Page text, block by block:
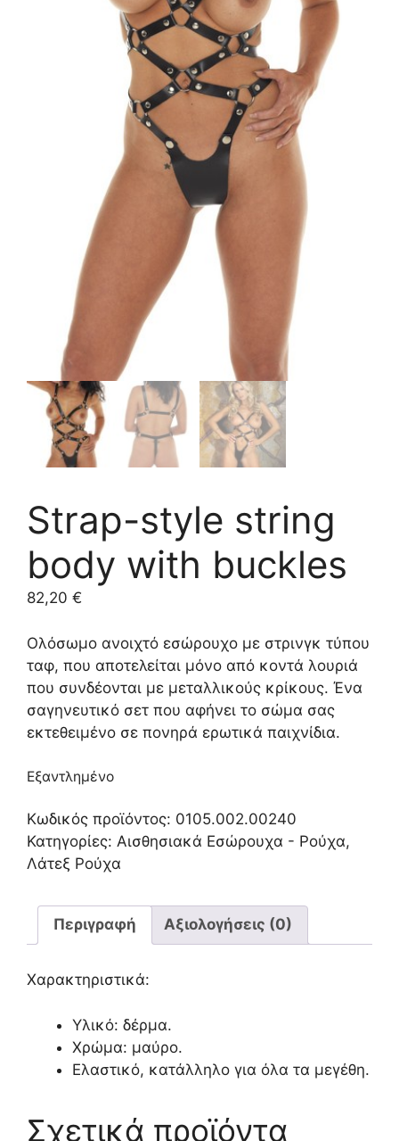
Strap-style string
body with buckles
82,20 €
Ολόσωμο ανοιχτό εσώρουχο με στρινγκ τύπου
ταφ, που αποτελείται μόνο από κοντά λουριά
που συνδέονται με μεταλλικούς κρίκους. Ένα
σαγηνευτικό σετ που αφήνει το σώμα σας
εκτεθειμένο σε πονηρά ερωτικά παιχνίδια.
Εξαντλημένο
Κωδικός προϊόντος: 0105.002.00240
Κατηγορίες: Αισθησιακά Εσώρουχα - Ρούχα,
Λάτεξ Ρούχα
Περιγραφή Αξιολογήσεις (0)
Χαρακτηριστικά:
Υλικό: δέρμα.
Χρώμα: μαύρο.
Ελαστικό, κατάλληλο για όλα τα μεγέθη.
Σχετικά προϊόντα